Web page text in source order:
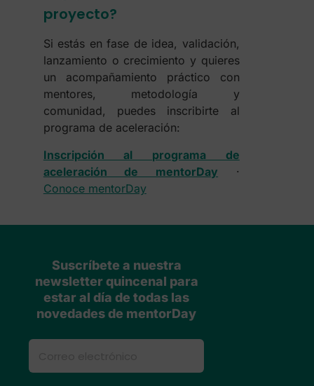
proyecto?
Si estás en fase de idea, validación,
lanzamiento o crecimiento y quieres
un acompañamiento práctico con
mentores, metodología y
comunidad, puedes inscribirte al
programa de aceleración:
Inscripción al programa de
aceleración de mentorDay ·
Conoce mentorDay
Suscríbete a nuestra
newsletter quincenal para
estar al día de todas las
novedades de mentorDay